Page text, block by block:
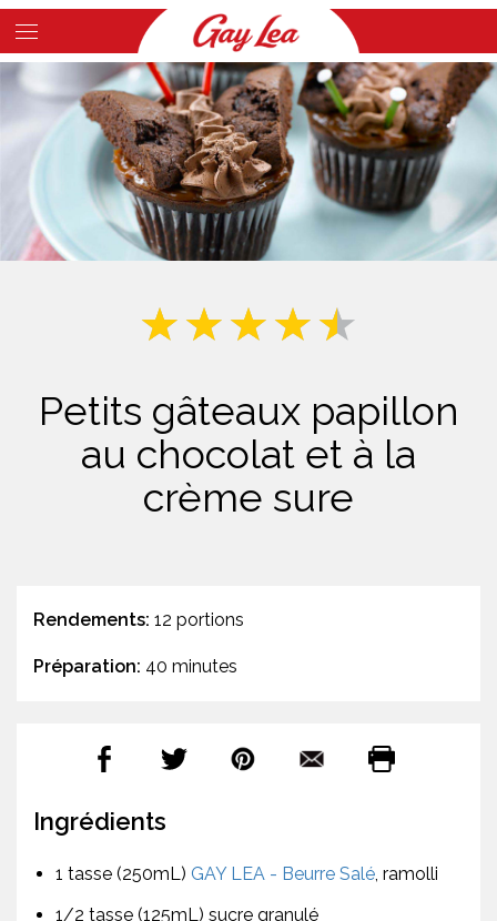
Skip
to
content
Main
Content
Petits gâteaux papillon
au chocolat et à la
crème sure
Rendements: 12 portions
Préparation: 40 minutes
Ingrédients
1 tasse (250mL) GAY LEA - Beurre Salé, ramolli
1/2 tasse (125mL) sucre granulé